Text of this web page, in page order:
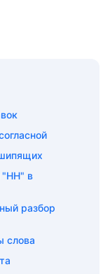
"НН" в
разбор
слова